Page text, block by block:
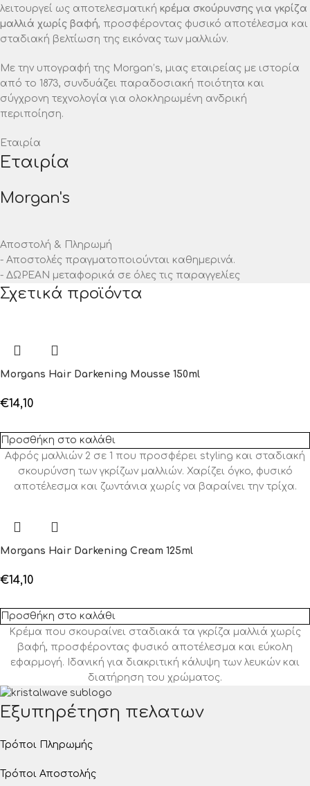
λειτουργεί ως αποτελεσματική κρέμα σκούρυνσης για γκρίζα
μαλλιά χωρίς βαφή, προσφέροντας φυσικό αποτέλεσμα και
σταδιακή βελτίωση της εικόνας των μαλλιών.
Με την υπογραφή της Morgan’s, μιας εταιρείας με ιστορία
από το 1873, συνδυάζει παραδοσιακή ποιότητα και
σύγχρονη τεχνολογία για ολοκληρωμένη ανδρική
περιποίηση.
Εταιρία
Εταιρία
Morgan's
Αποστολή & Πληρωμή
- Αποστολές πραγματοποιούνται καθημερινά.
- ΔΩΡΕΑΝ μεταφορικά σε όλες τις παραγγελίες
Σχετικά προϊόντα
Morgans Hair Darkening Mousse 150ml
€14,10
Προσθήκη στο καλάθι
Αφρός μαλλιών 2 σε 1 που προσφέρει styling και σταδιακή
σκουρύνση των γκρίζων μαλλιών. Χαρίζει όγκο, φυσικό
αποτέλεσμα και ζωντάνια χωρίς να βαραίνει την τρίχα.
Morgans Hair Darkening Cream 125ml
€14,10
Προσθήκη στο καλάθι
Κρέμα που σκουραίνει σταδιακά τα γκρίζα μαλλιά χωρίς
βαφή, προσφέροντας φυσικό αποτέλεσμα και εύκολη
εφαρμογή. Ιδανική για διακριτική κάλυψη των λευκών και
διατήρηση του χρώματος.
Εξυπηρέτηση πελατων
Τρόποι Πληρωμής
Τρόποι Αποστολής